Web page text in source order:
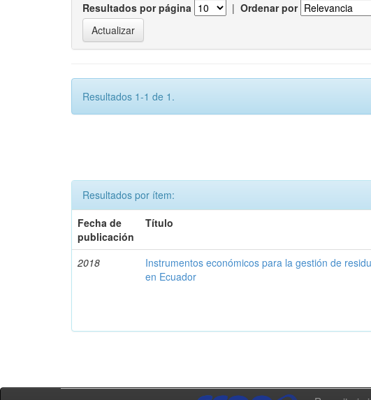
Resultados por página | Ordenar por
Resultados 1-1 de 1.
Resultados por ítem:
Fecha de
publicación
Título
2018
Instrumentos económicos para la gestión de
en Ecuador